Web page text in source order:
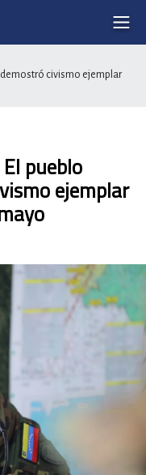
civismo ejemplar
pueblo
ejemplar